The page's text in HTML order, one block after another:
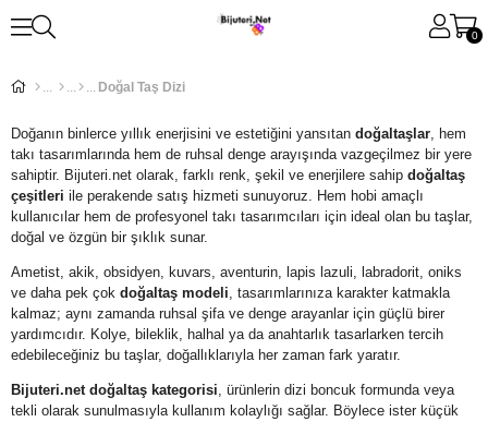
0
Doğal Taş Dizi
Doğanın binlerce yıllık enerjisini ve estetiğini yansıtan doğaltaşlar, hem
takı tasarımlarında hem de ruhsal denge arayışında vazgeçilmez bir yere
sahiptir. Bijuteri.net olarak, farklı renk, şekil ve enerjilere sahip doğaltaş
çeşitleri ile perakende satış hizmeti sunuyoruz. Hem hobi amaçlı
kullanıcılar hem de profesyonel takı tasarımcıları için ideal olan bu taşlar,
doğal ve özgün bir şıklık sunar.
Ametist, akik, obsidyen, kuvars, aventurin, lapis lazuli, labradorit, oniks
ve daha pek çok doğaltaş modeli, tasarımlarınıza karakter katmakla
kalmaz; aynı zamanda ruhsal şifa ve denge arayanlar için güçlü birer
yardımcıdır. Kolye, bileklik, halhal ya da anahtarlık tasarlarken tercih
edebileceğiniz bu taşlar, doğallıklarıyla her zaman fark yaratır.
Bijuteri.net doğaltaş kategorisi, ürünlerin dizi boncuk formunda veya
tekli olarak sunulmasıyla kullanım kolaylığı sağlar. Böylece ister küçük